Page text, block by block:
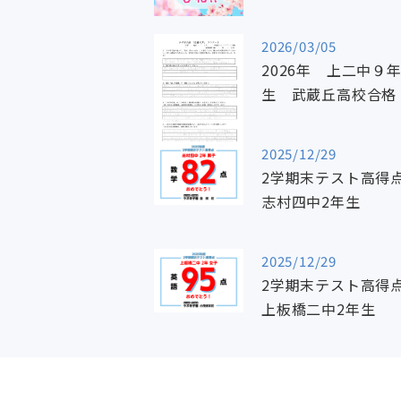
2026/03/05
2026年 上二中９年
生 武蔵丘高校合格
2025/12/29
2学期末テスト高得
志村四中2年生
2025/12/29
2学期末テスト高得
上板橋二中2年生